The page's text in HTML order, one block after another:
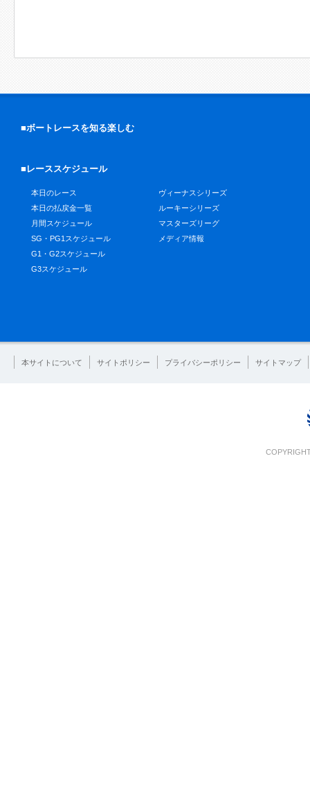
■ボートレースを知る楽しむ
■レーススケジュール
本日のレース
本日の払戻金一覧
月間スケジュール
SG・PG1スケジュール
G1・G2スケジュール
G3スケジュール
ヴィーナスシリーズ
ルーキーシリーズ
マスターズリーグ
メディア情報
本サイトについて サイトポリシー プライバシーポリシー サイトマップ